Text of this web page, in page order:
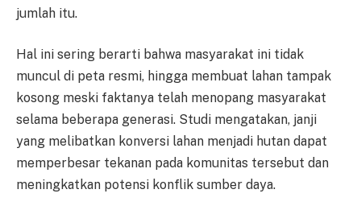
jumlah itu.
Hal ini sering berarti bahwa masyarakat ini tidak
muncul di peta resmi, hingga membuat lahan tampak
kosong meski faktanya telah menopang masyarakat
selama beberapa generasi. Studi mengatakan, janji
yang melibatkan konversi lahan menjadi hutan dapat
memperbesar tekanan pada komunitas tersebut dan
meningkatkan potensi konflik sumber daya.